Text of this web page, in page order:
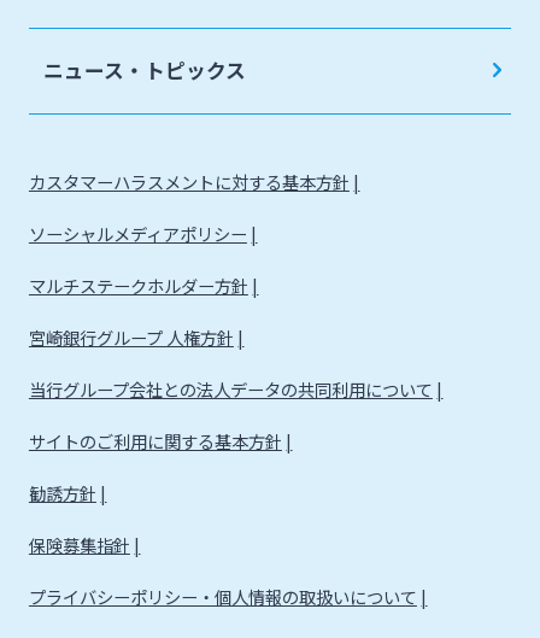
ニュース・トピックス
カスタマーハラスメントに対する基本方針
ソーシャルメディアポリシー
マルチステークホルダー方針
宮崎銀行グループ 人権方針
当行グループ会社との法人データの共同利用について
サイトのご利用に関する基本方針
勧誘方針
保険募集指針
プライバシーポリシー・個人情報の取扱いについて